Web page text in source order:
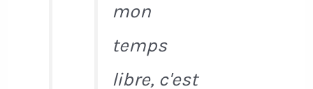
mon
temps
libre, c'est